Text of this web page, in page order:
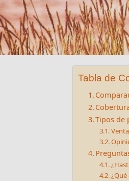
Tabla de
Tipos de